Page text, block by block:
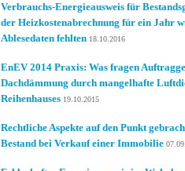
Verbrauchs-Energieausweis für
der Heizkostenabrechnung für ein Jahr
Ablesedaten fehlten 18.10.2016
EnEV 2014 Praxis: Was fragen
Dachdämmung durch mangelhafte
Reihenhauses 19.10.2015
Rechtliche Aspekte auf den Punkt
Bestand bei Verkauf einer Immobilie